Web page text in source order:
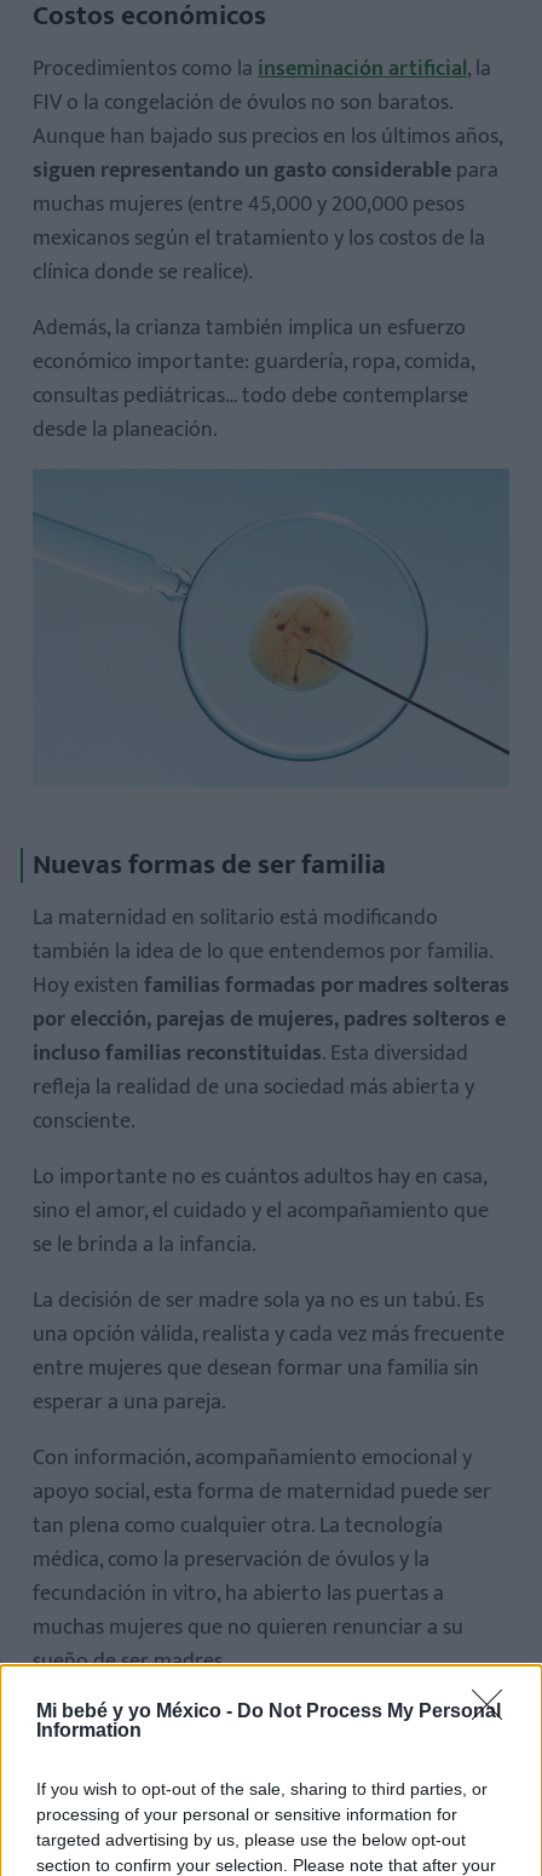
Mi bebé y yo México - Do Not Process My Personal
Information
If you wish to opt-out of the sale, sharing to third parties, or
processing of your personal or sensitive information for
targeted advertising by us, please use the below opt-out
section to confirm your selection. Please note that after your
Costos económicos
Procedimientos como lainseminación artificial, la
FIV o la congelación de óvulos no son baratos.
Aunque han bajado sus precios en los últimos años,
siguen representando un gasto considerablepara
muchas mujeres (entre 45,000 y 200,000 pesos
mexicanos según el tratamiento y los costos de la
clínica donde se realice).
Además, la crianza también implica un esfuerzo
económico importante: guardería, ropa, comida,
consultas pediátricas… todo debe contemplarse
desde la planeación.
Nuevas formas de ser familia
La maternidad en solitario está modificando
también la idea de lo que entendemos por familia.
Hoy existen familias formadas por madres solteras
por elección, parejas de mujeres, padres solteros e
incluso familias reconstituidas. Esta diversidad
refleja la realidad de una sociedad más abierta y
consciente.
Lo importante no es cuántos adultos hay en casa,
sino el amor, el cuidado y el acompañamiento que
se le brinda a la infancia.
La decisión de ser madre sola ya no es un tabú. Es
una opción válida, realista y cada vez más frecuente
entre mujeres que desean formar una familia sin
esperar a una pareja.
Con información, acompañamiento emocional y
apoyo social, esta forma de maternidad puede ser
tan plena como cualquier otra. La tecnología
médica, como la preservación de óvulos y la
fecundación in vitro, ha abierto las puertas a
muchas mujeres que no quieren renunciar a su
sueño de ser madres.
Si eres una de ellas, recuerda: tienes derecho a
Preguntas frecuentes (FAQs)